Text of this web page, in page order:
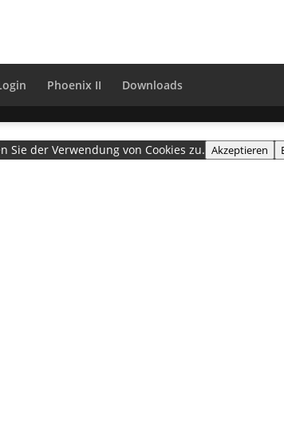
Phoenix II Downloads
Sie der Verwendung von Cookies zu. Akzeptieren